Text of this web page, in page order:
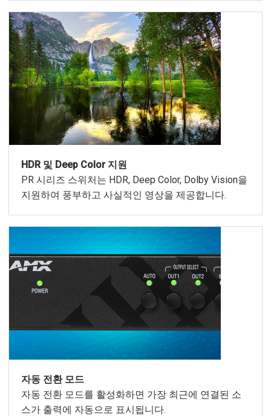
HDR 및 Deep Color 지원
PR 시리즈 스위처는 HDR, Deep Color, Dolby Vision을
지원하여 풍부하고 사실적인 영상을 제공합니다.
자동 전환 모드
자동 전환 모드를 활성화하면 가장 최근에 연결된 소
스가 출력에 자동으로 표시됩니다.